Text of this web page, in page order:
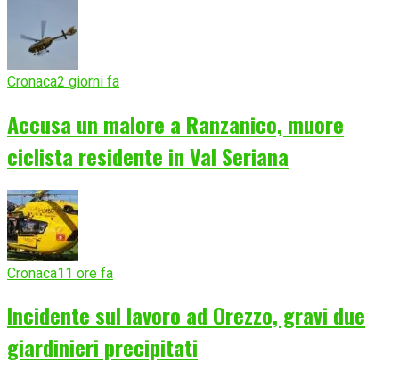
Cronaca2 giorni fa
Accusa un malore a Ranzanico, muore
ciclista residente in Val Seriana
Cronaca11 ore fa
Incidente sul lavoro ad Orezzo, gravi due
giardinieri precipitati